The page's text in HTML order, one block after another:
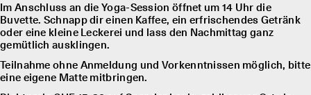
Im Anschluss an die Yoga-Session öffnet um 14 Uhr die
Buvette. Schnapp dir einen Kaffee, ein erfrischendes Getränk
oder eine kleine Leckerei und lass den Nachmittag ganz
gemütlich ausklingen.
Teilnahme ohne Anmeldung und Vorkenntnissen möglich, bitte
eine eigene Matte mitbringen.